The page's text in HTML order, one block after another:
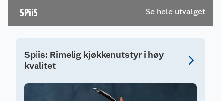
SPiiS Se hele utvalget
Spiis: Rimelig kjøkkenutstyr i høy
kvalitet